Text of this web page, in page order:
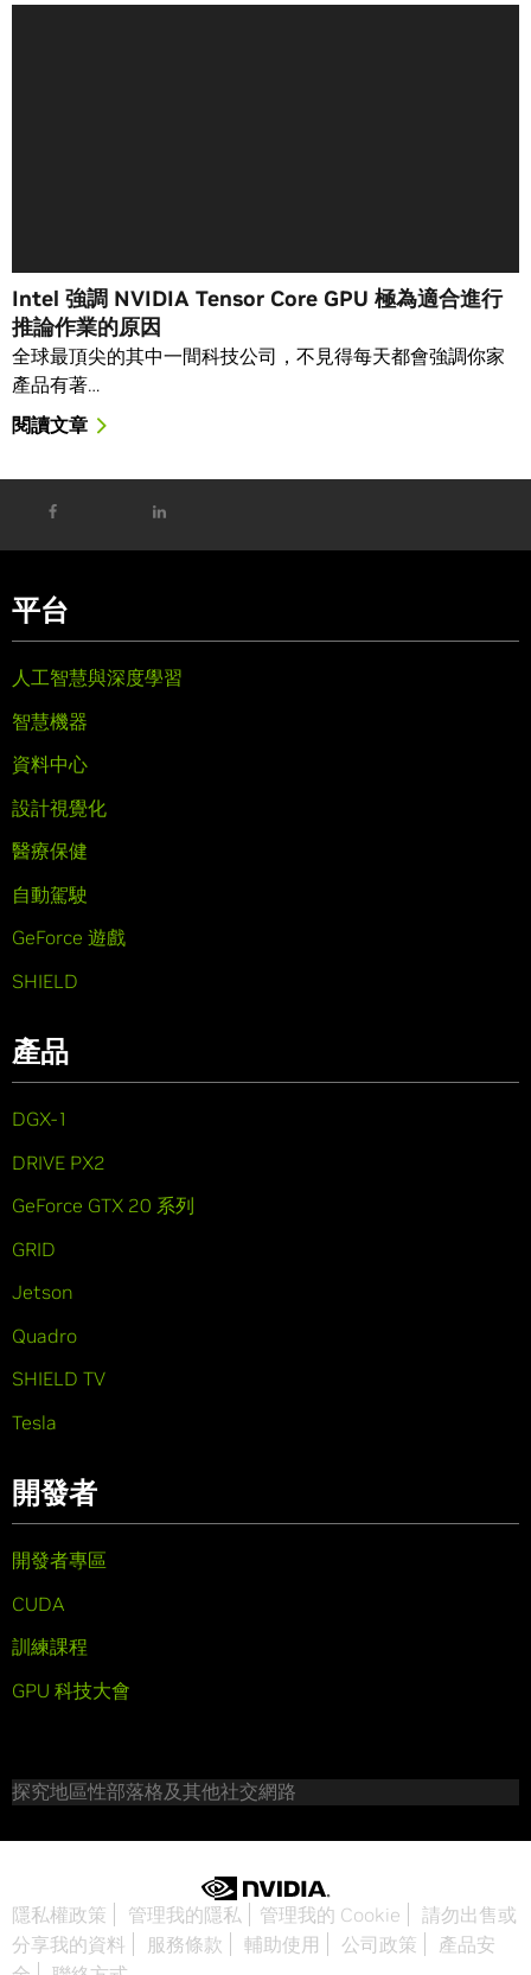
Intel 強調 NVIDIA Tensor Core GPU 極為適合進行
推論作業的原因
全球最頂尖的其中一間科技公司，不見得每天都會強調你家
產品有著…
閱讀文章
平台
人工智慧與深度學習
智慧機器
資料中心
設計視覺化
醫療保健
自動駕駛
GeForce 遊戲
SHIELD
產品
DGX-1
DRIVE PX2
GeForce GTX 20 系列
GRID
Jetson
Quadro
SHIELD TV
Tesla
開發者
開發者專區
CUDA
訓練課程
GPU 科技大會
探究地區性部落格及其他社交網路
隱私權政策 管理我的隱私 管理我的 Cookie
請勿出售或
分享我的資料
服務條款 輔助使用 公司政策
產品安